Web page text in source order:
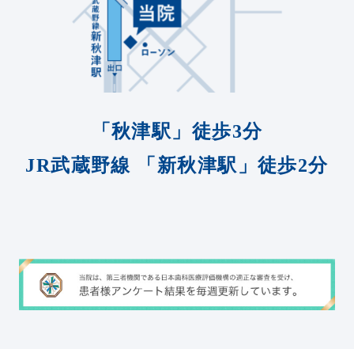
「秋津駅」徒歩3分
JR武蔵野線
「新秋津駅」徒歩2分